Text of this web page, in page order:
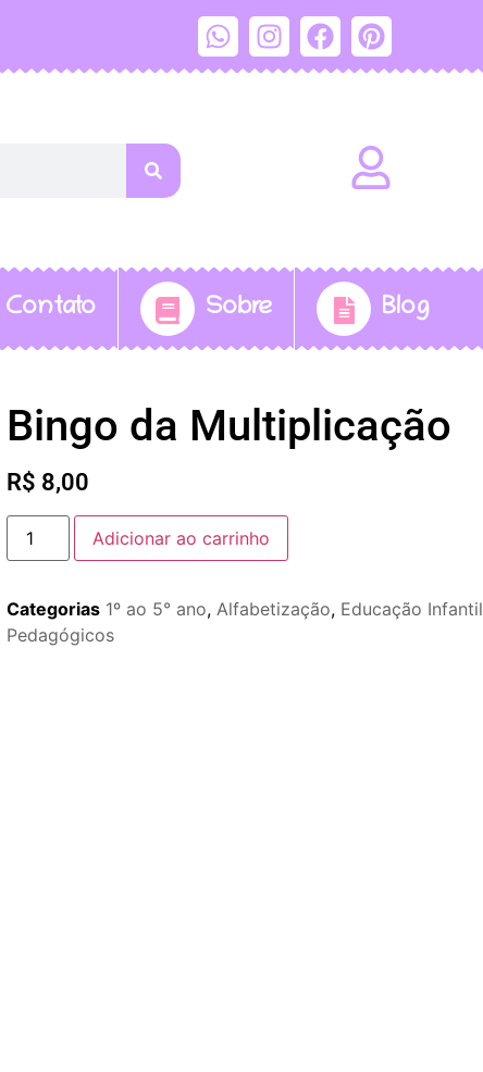
Contato Sobre Blog
Bingo da Multiplicação
R$ 8,00
Adicionar ao carrinho
Categorias 1º ao 5° ano, Alfabetização, Educação Infantil
Pedagógicos